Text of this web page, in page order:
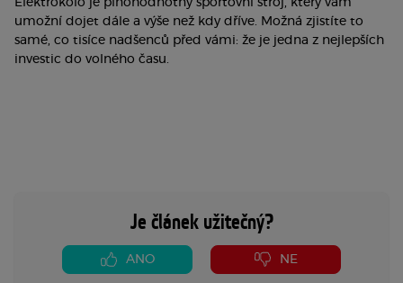
Elektrokolo je plnohodnotný sportovní stroj, který vám
umožní dojet dále a výše než kdy dříve. Možná zjistíte to
samé, co tisíce nadšenců před vámi: že je jedna z nejlepších
investic do volného času.
Je článek užitečný?
ANO NE